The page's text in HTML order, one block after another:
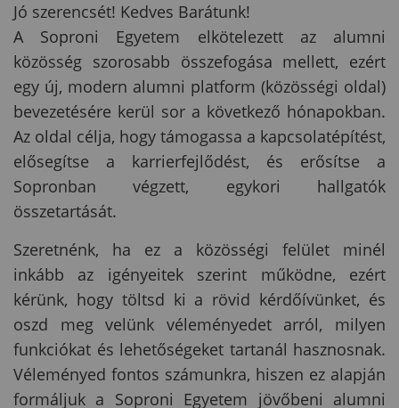
Jó szerencsét! Kedves Barátunk!
A Soproni Egyetem elkötelezett az alumni
közösség szorosabb összefogása mellett, ezért
egy új, modern alumni platform (közösségi oldal)
bevezetésére kerül sor a következő hónapokban.
Az oldal célja, hogy támogassa a kapcsolatépítést,
elősegítse a karrierfejlődést, és erősítse a
Sopronban végzett, egykori hallgatók
összetartását.
Szeretnénk, ha ez a közösségi felület minél
inkább az igényeitek szerint működne, ezért
kérünk, hogy töltsd ki a rövid kérdőívünket, és
oszd meg velünk véleményedet arról, milyen
funkciókat és lehetőségeket tartanál hasznosnak.
Véleményed fontos számunkra, hiszen ez alapján
formáljuk a Soproni Egyetem jövőbeni alumni